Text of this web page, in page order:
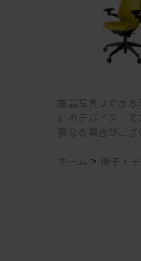
商品写真はでき
いのデバイス・
異なる場合がござ
ホーム > 椅子・